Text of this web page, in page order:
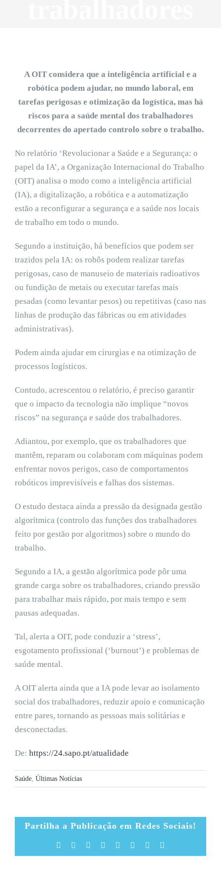
A OIT considera que a inteligência artificial e a
robótica podem ajudar, no mundo laboral, em
tarefas perigosas e otimização da logística, mas há
riscos para a saúde mental dos trabalhadores
decorrentes do apertado controlo sobre o trabalho.
No relatório ‘Revolucionar a Saúde e a Segurança: o
papel da IA’, a Organização Internacional do Trabalho
(OIT) analisa o modo como a inteligência artificial
(IA), a digitalização, a robótica e a automatização
estão a reconfigurar a segurança e a saúde nos locais
de trabalho em todo o mundo.
Segundo a instituição, há benefícios que podem ser
trazidos pela IA: os robôs podem realizar tarefas
perigosas, caso de manuseio de materiais radioativos
ou fundição de metais ou executar tarefas mais
pesadas (como levantar pesos) ou repetitivas (caso nas
linhas de produção das fábricas ou em atividades
administrativas).
Podem ainda ajudar em cirurgias e na otimização de
processos logísticos.
Contudo, acrescentou o relatório, é preciso garantir
que o impacto da tecnologia não implique “novos
riscos” na segurança e saúde dos trabalhadores.
Adiantou, por exemplo, que os trabalhadores que
mantêm, reparam ou colaboram com máquinas podem
enfrentar novos perigos, caso de comportamentos
robóticos imprevisíveis e falhas dos sistemas.
O estudo destaca ainda a pressão da designada gestão
algorítmica (controlo das funções dos trabalhadores
feito por gestão por algoritmos) sobre o mundo do
trabalho.
Segundo a IA, a gestão algorítmica pode pôr uma
grande carga sobre os trabalhadores, criando pressão
para trabalhar mais rápido, por mais tempo e sem
pausas adequadas.
Tal, alerta a OIT, pode conduzir a ‘stress’,
esgotamento profissional (‘burnout’) e problemas de
saúde mental.
A OIT alerta ainda que a IA pode levar ao isolamento
social dos trabalhadores, reduzir apoio e comunicação
entre pares, tornando as pessoas mais solitárias e
desconectadas.
De: https://24.sapo.pt/atualidade
Saúde Últimas Notícias
Partilha a Publicação em Redes Sociais!
Facebook Reddit LinkedIn
TumblrPinterest